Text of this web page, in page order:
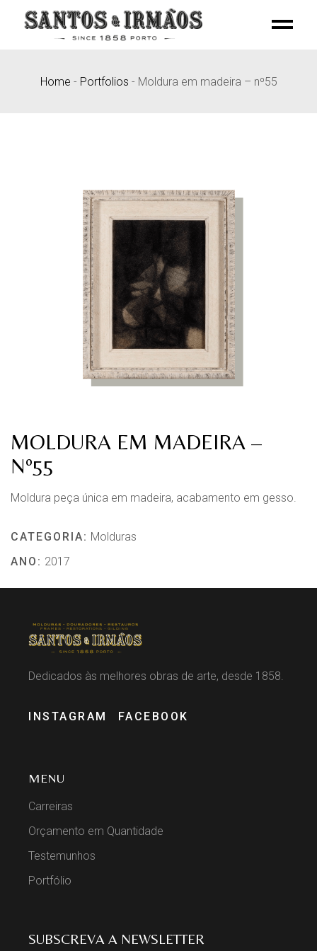
Home - Portfolios - Moldura em madeira – nº55
MOLDURA EM MADEIRA –
Nº55
Moldura peça única em madeira, acabamento em gesso.
CATEGORIA: Molduras
ANO: 2017
Dedicados às melhores obras de arte, desde 1858.
INSTAGRAM FACEBOOK
MENU
Carreiras
Orçamento em Quantidade
Testemunhos
Portfólio
SUBSCREVA A NEWSLETTER